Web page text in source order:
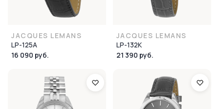
JACQUES LEMANS
LP-125A
16 090 руб.
JACQUES LEMANS
LP-132K
21 390 руб.